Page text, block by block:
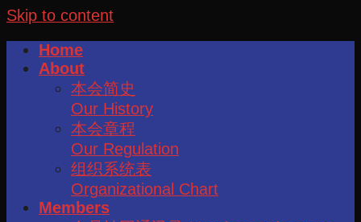
Skip to content
Home
About
本会简史
Our History
本会章程
Our Regulation
组织系统表
Organizational Chart
Members